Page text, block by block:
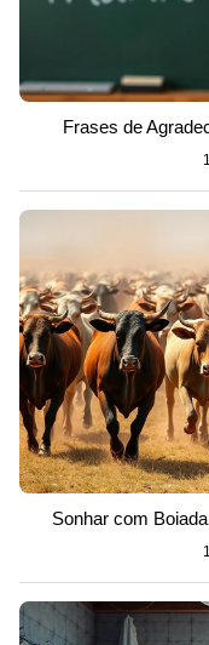
Frases de
Sonhar com